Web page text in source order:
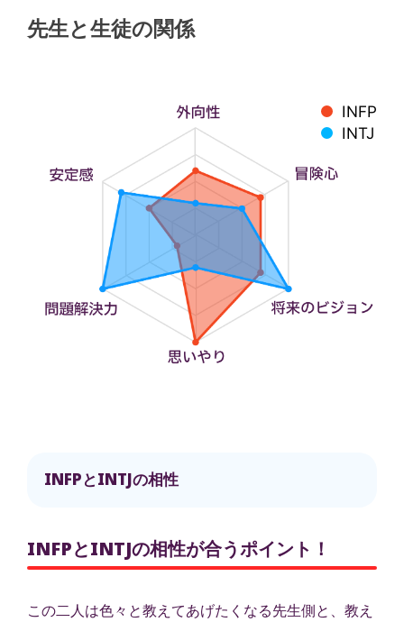
先生と生徒の関係
INFP
INTJ
INFPとINTJの相性
INFPとINTJの相性が合うポイント！
この二人は色々と教えてあげたくなる先生側と、教え